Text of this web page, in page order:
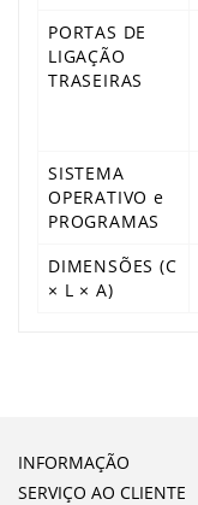
PORTAS DE
LIGAÇÃO
TRASEIRAS
SISTEMA
OPERATIVO e
PROGRAMAS
DIMENSÕES (C
× L × A)
INFORMAÇÃO
SERVIÇO AO CLIENTE